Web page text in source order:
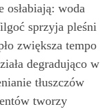
woda
sprzyja pleśni
zwiększa tempo
degradująco w
tłuszczów
tworzy